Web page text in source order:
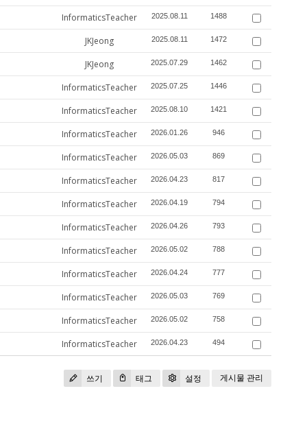
InformaticsTeacher 2025.08.11 1488
JKJeong 2025.08.11 1472
JKJeong 2025.07.29 1462
InformaticsTeacher 2025.07.25 1446
InformaticsTeacher 2025.08.10 1421
InformaticsTeacher 2026.01.26 946
InformaticsTeacher 2026.05.03 869
InformaticsTeacher 2026.04.23 817
InformaticsTeacher 2026.04.19 794
InformaticsTeacher 2026.04.26 793
InformaticsTeacher 2026.05.02 788
InformaticsTeacher 2026.04.24 777
InformaticsTeacher 2026.05.03 769
InformaticsTeacher 2026.05.02 758
InformaticsTeacher 2026.04.23 494
쓰기 태그 설정 게시물 관리